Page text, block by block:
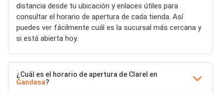
distancia desde tu ubicación y enlaces útiles para
consultar el horario de apertura de cada tienda. Así
puedes ver fácilmente cuál es la sucursal más cercana y
si está abierta hoy.
¿Cuál es el horario de apertura de Clarel en
Gandesa?